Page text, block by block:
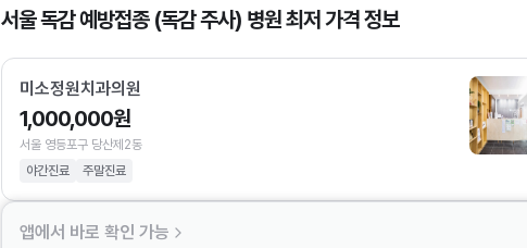
서울 독감 예방접종 (독감 주사) 병원 최저 가격 정보
미소정원치과의원
1,000,000원
서울 영등포구 당산제2동
야간진료
주말진료
앱에서 바로 확인 가능